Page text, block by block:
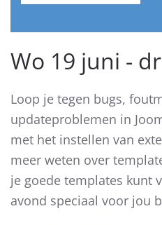
Wo 19 juni -
Loop je tegen bugs,
updateproblemen in
met het instellen van
meer weten over
je goede templates kunt
avond speciaal voor jou